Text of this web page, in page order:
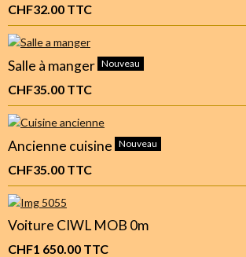
CHF32.00 TTC
Salle à manger Nouveau
CHF35.00 TTC
Ancienne cuisine Nouveau
CHF35.00 TTC
Voiture CIWL MOB 0m
CHF1 650.00 TTC